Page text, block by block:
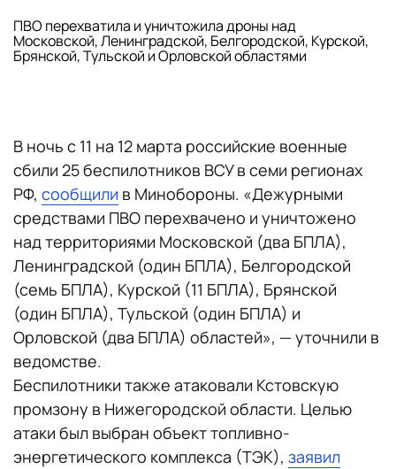
ПВО перехватила и уничтожила дроны над
Московской, Ленинградской, Белгородской, Курской,
Брянской, Тульской и Орловской областями
В ночь с 11 на 12 марта российские военные
сбили 25 беспилотников ВСУ в семи регионах
РФ, сообщили в Минобороны. «Дежурными
средствами ПВО перехвачено и уничтожено
над территориями Московской (два БПЛА),
Ленинградской (один БПЛА), Белгородской
(семь БПЛА), Курской (11 БПЛА), Брянской
(один БПЛА), Тульской (один БПЛА) и
Орловской (два БПЛА) областей», — уточнили в
ведомстве.
Беспилотники также атаковали Кстовскую
промзону в Нижегородской области. Целью
атаки был выбран объект топливно-
энергетического комплекса (ТЭК), заявил